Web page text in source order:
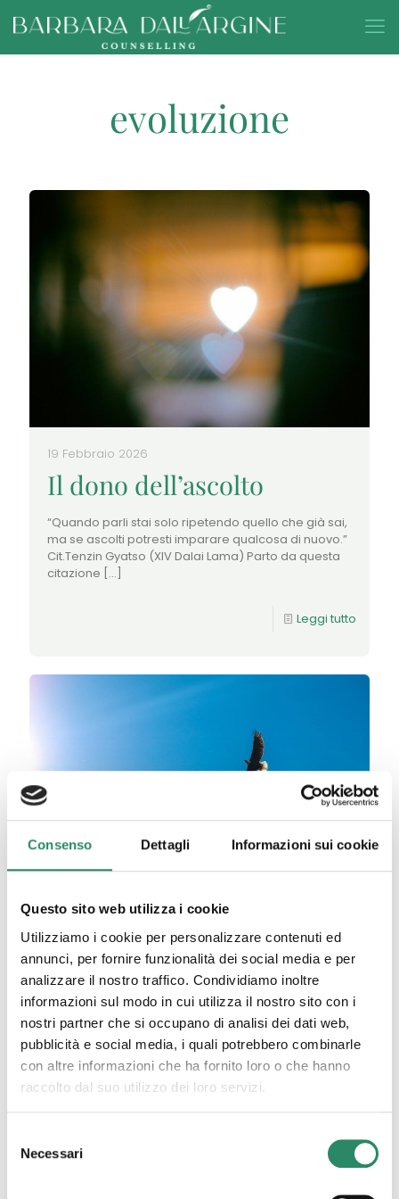
Consenso Dettagli Informazioni sui cookie
Questo sito web utilizza i cookie
Utilizziamo i cookie per personalizzare contenuti ed
annunci, per fornire funzionalità dei social media e per
analizzare il nostro traffico. Condividiamo inoltre
informazioni sul modo in cui utilizza il nostro sito con i
nostri partner che si occupano di analisi dei dati web,
pubblicità e social media, i quali potrebbero combinarle
con altre informazioni che ha fornito loro o che hanno
raccolto dal suo utilizzo dei loro servizi.
delNecessari
evoluzione
19 Febbraio 2026
Il dono dell’ascolto
“Quando parli stai solo ripetendo quello che già sai,
ma se ascolti potresti imparare qualcosa di nuovo.”
Cit.Tenzin Gyatso (XIV Dalai Lama) Parto da questa
citazione […]
Leggi tutto
Volate alto
Volate alto quando la bassezza vi bussa alla porta,
quando il vostro udito è disturbato dal brusio dei
vostri pensieri, che a volte sembrano girare a[…]
Leggi tutto